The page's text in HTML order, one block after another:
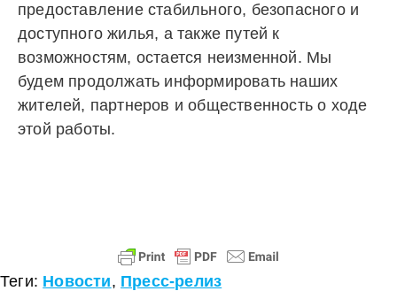
предоставление стабильного, безопасного и
доступного жилья, а также путей к
возможностям, остается неизменной. Мы
будем продолжать информировать наших
жителей, партнеров и общественность о ходе
этой работы.
Теги: Новости, Пресс-релиз